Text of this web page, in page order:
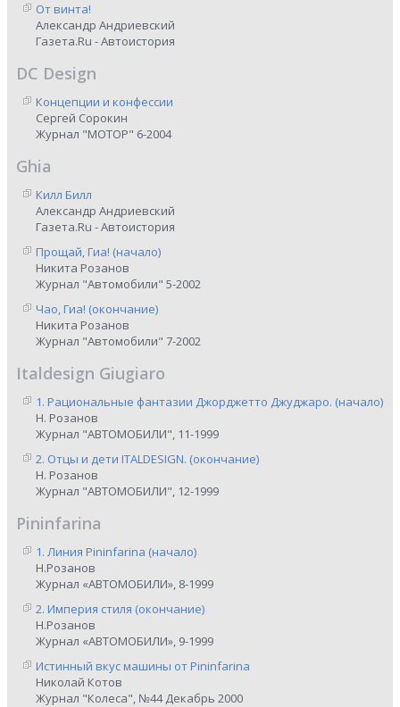
От винта!
Александр Андриевский
Газета.Ru - Автоистория
DC Design
Концепции и конфессии
Сергей Сорокин
Журнал "МОТОР" 6-2004
Ghia
Килл Билл
Александр Андриевский
Газета.Ru - Автоистория
Прощай, Гиа! (начало)
Никита Розанов
Журнал "Автомобили" 5-2002
Чао, Гиа! (окончание)
Никита Розанов
Журнал "Автомобили" 7-2002
Italdesign Giugiaro
1. Рациональные фантазии Джорджетто Джуджаро. (начало)
Н. Розанов
Журнал "АВТОМОБИЛИ", 11-1999
2. Отцы и дети ITALDESIGN. (окончание)
Н. Розанов
Журнал "АВТОМОБИЛИ", 12-1999
Pininfarina
1. Линия Pininfarina (начало)
Н.Розанов
Журнал «АВТОМОБИЛИ», 8-1999
2. Империя стиля (окончание)
Н.Розанов
Журнал «АВТОМОБИЛИ», 9-1999
Истинный вкус машины от Pininfarina
Николай Котов
Журнал "Колеса", №44 Декабрь 2000